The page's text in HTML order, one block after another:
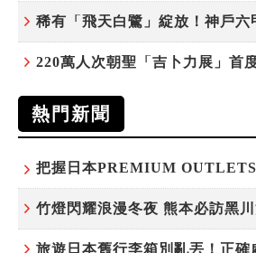
熱門新聞
竹燈閃耀浪漫冬夜 熊本必訪黑
旅遊日本舊行李箱別亂丟！正確